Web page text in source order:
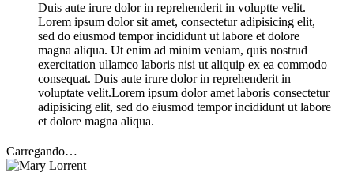
Duis aute irure dolor in reprehenderit in voluptte velit.
Lorem ipsum dolor sit amet, consectetur adipisicing elit,
sed do eiusmod tempor incididunt ut labore et dolore
magna aliqua. Ut enim ad minim veniam, quis nostrud
exercitation ullamco laboris nisi ut aliquip ex ea commodo
consequat. Duis aute irure dolor in reprehenderit in
voluptate velit.Lorem ipsum dolor amet laboris consectetur
adipisicing elit, sed do eiusmod tempor incididunt ut labore
et dolore magna aliqua.
Carregando…